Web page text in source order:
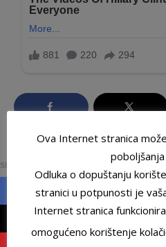
Ova Internet stranica
poboljšanja
Odluka o dopuštanju
stranici u potpunosti je
Internet stranica
omogućeno korištenje
SHARES